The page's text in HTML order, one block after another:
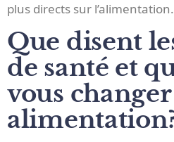
plus directs sur l’alimentation.
Que disent
de santé et
vous